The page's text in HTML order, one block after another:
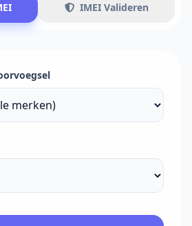
IMEI Valideren